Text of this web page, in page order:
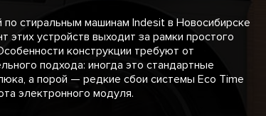
по стиральным машинам Indesit в Новосибирске
этих устройств выходит за рамки простого
конструкции требуют от
подхода: иногда это стандартные
а порой — редкие сбои системы Eco Time
электронного модуля.